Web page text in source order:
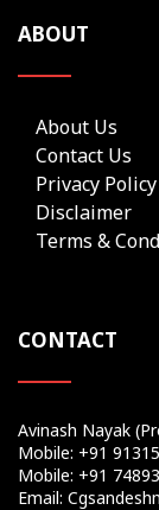
ABOUT
About Us
Contact Us
Privacy Policy
Disclaimer
Terms &
CONTACT
Avinash Nayak
Mobile: +91
Mobile: +91
Email: